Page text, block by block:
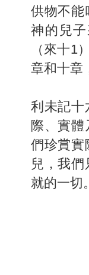
供物不能
神的兒
（來十1
章和十章
利未記十
際、實
們珍賞實
兒，我
就的一切